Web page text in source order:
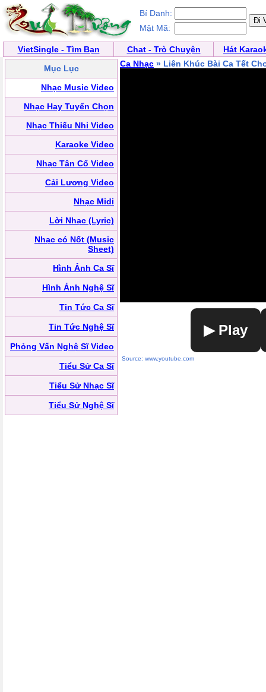
Bí Danh:
Mật Mã:
VietSingle - Tìm Bạn Chat - Trò Chuyện
Hát
Mục Lục
Nhạc Music Video
Nhạc Hay Tuyển Chọn
Nhạc Thiếu Nhi Video
Karaoke Video
Nhạc Tân Cổ Video
Cải Lương Video
Nhạc Midi
Lời Nhạc (Lyric)
Nhạc có Nốt (Music
Sheet)
Hình Ảnh Ca Sĩ
Hình Ảnh Nghệ Sĩ
Tin Tức Ca Sĩ
Tin Tức Nghệ Sĩ
Phỏng Vấn Nghệ Sĩ Video
Tiểu Sử Ca Sĩ
Tiểu Sử Nhạc Sĩ
Tiểu Sử Nghệ Sĩ
Ca Nhạc » Liên Khúc Bài Ca Tết
▶ Play
Source: www.youtube.com